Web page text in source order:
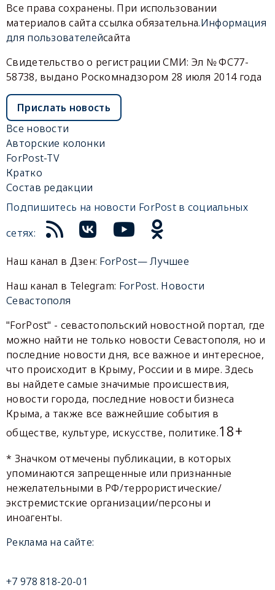
Все права сохранены. При использовании
материалов сайта ссылка обязательна.Информация
для пользователейсайта
Свидетельство о регистрации СМИ: Эл № ФС77-
58738, выдано Роскомнадзором 28 июля 2014 года
Прислать новость
Все новости
Авторские колонки
ForPost-TV
Кратко
Состав редакции
Подпишитесь на новости ForPost в социальных
сетях:
Наш канал в Дзен: ForPost— Лучшее
Наш канал в Telegram: ForPost. Новости
Севастополя
"ForPost" - севастопольский новостной портал, где
можно найти не только новости Севастополя, но и
последние новости дня, все важное и интересное,
что происходит в Крыму, России и в мире. Здесь
вы найдете самые значимые происшествия,
новости города, последние новости бизнеса
Крыма, а также все важнейшие события в
обществе, культуре, искусстве, политике.18+
* Значком отмечены публикации, в которых
упоминаются запрещенные или признанные
нежелательными в РФ/террористические/
экстремистские организации/персоны и
иноагенты.
Реклама на сайте:
+7 978 818-20-01